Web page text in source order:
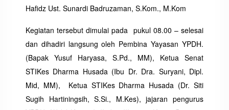
Hafidz Ust. Sunardi Badruzaman, S.Kom., M.Kom
Kegiatan tersebut dimulai pada pukul 08.00 – selesai
dan dihadiri langsung oleh Pembina Yayasan YPDH.
(Bapak Yusuf Haryasa, S.Pd., MM), Ketua Senat
STIKes Dharma Husada (Ibu Dr. Dra. Suryani, Dipl.
Mid, MM), Ketua STIKes Dharma Husada (Dr. Siti
Sugih Hartiningsih, S.Si., M.Kes), jajaran pengurus